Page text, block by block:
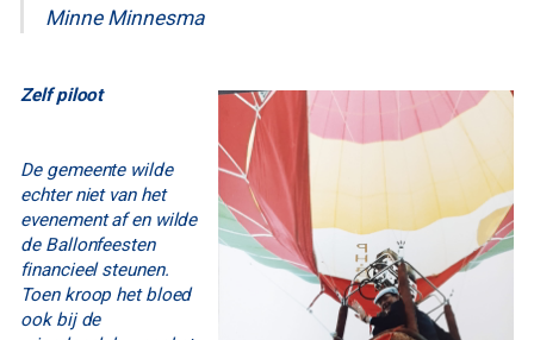
Minne Minnesma
Zelf piloot
De gemeente wilde
echter niet van het
evenement af en wilde
de Ballonfeesten
financieel steunen.
Toen kroop het bloed
ook bij de